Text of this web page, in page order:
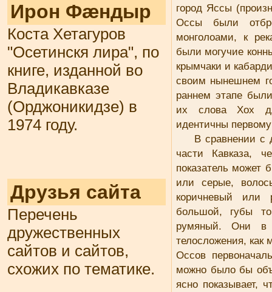
Ирон Фæндыр
Коста Хетагуров
"Осетинскя лира", по
книге, изданной во
Владикавказе
(Орджоникидзе) в
1974 году.
Друзья сайта
Перечень
дружественных
сайтов и сайтов,
схожих по тематике.
город Яссы
Оссы были
монголоами, к
были могучие
крымчаки и
своим нынешнем
раннем этапе
их слова Хох
идентичны
В сравнении с
части Кавказа,
показатель может
или серые,
коричневый или
большой, губы
румяный. Они в
телосложения, как
Oссов
можно было бы
ясно показывает,